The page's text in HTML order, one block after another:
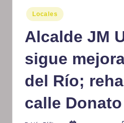
at
iv
Publicado
en
Locales
Alcalde JM
sigue
del Río;
calle